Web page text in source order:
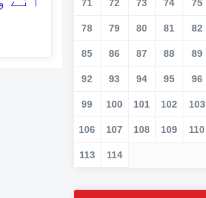
71 72 73 74 75
78 79 80 81 82
85 86 87 88 89
92 93 94 95 96
99 100 101 102 103
106 107 108 109 110
113 114